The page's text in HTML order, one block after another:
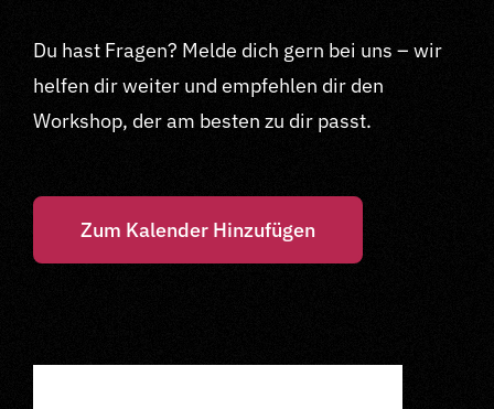
Du hast Fragen? Melde dich gern bei uns – wir
helfen dir weiter und empfehlen dir den
Workshop, der am besten zu dir passt.
Zum Kalender Hinzufügen